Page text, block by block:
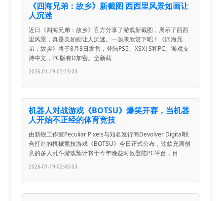
《四海兄弟：故乡》新截图 西西里风景如画让
人沉迷
近日《四海兄弟：故乡》官方分享了游戏新截图，展示了西西
里风景，真是美如画让人沉迷。一起来欣赏下吧！《四海兄
弟：故乡》将于8月8日发售，登陆PS5、XSX|S和PC。游戏支
持中文，PC版有D加密。全新截
2026-01-19 03:15:03
机器人对战游戏《BOTSU》爆笑开赛，当机器
人开始不正经的体育竞技
由新锐工作室Peculiar Pixels与知名发行商Devolver Digital联
合打造的机械竞技游戏《BOTSU》今日正式公布，这款充满创
意的多人乱斗游戏预计将于今年晚些时候登陆PC平台，目
2026-01-19 02:45:03